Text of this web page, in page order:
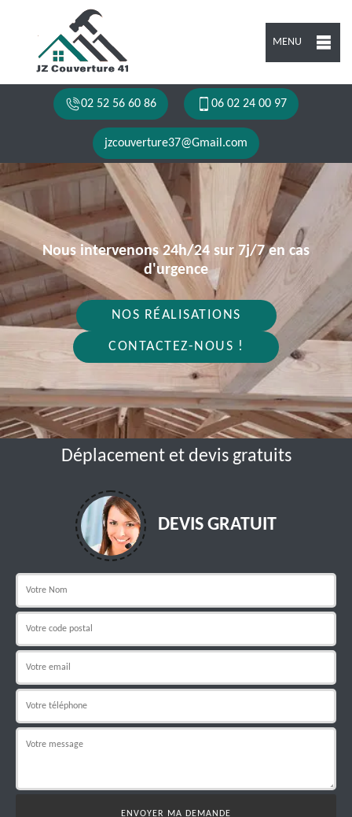
MENU
02 52 56 60 86 06 02 24 00 97
jzcouverture37@Gmail.com
Nous intervenons 24h/24 sur 7j/7 en cas
d'urgence
NOS RÉALISATIONS
CONTACTEZ-NOUS !
Déplacement et devis gratuits
DEVIS GRATUIT